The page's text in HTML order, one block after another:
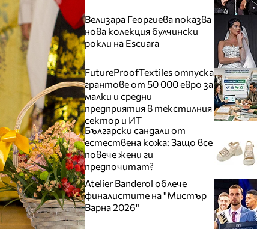
Велизара Георгиева показва
нова колекция булчински
рокли на Escuara
FutureProofTextiles отпуска
грантове от 50 000 евро за
малки и средни
предприятия в текстилния
сектор и ИТ
Български сандали от
естествена кожа: Защо все
повече жени ги
предпочитат?
Atelier Banderol облече
финалистите на "Мистър
Варна 2026"